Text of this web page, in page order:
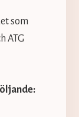
som
ATG